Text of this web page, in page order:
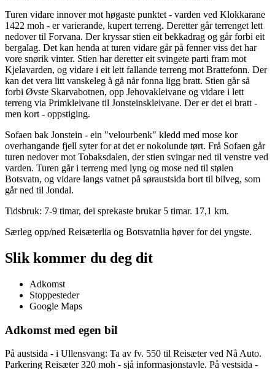
Turen vidare innover mot høgaste punktet - varden ved Klokkarane
1422 moh - er varierande, kupert terreng. Deretter går terrenget lett
nedover til Forvana. Der kryssar stien eit bekkadrag og går forbi eit
bergalag. Det kan henda at turen vidare går på fenner viss det har
vore snørik vinter. Stien har deretter eit svingete parti fram mot
Kjelavarden, og vidare i eit lett fallande terreng mot Brattefonn. Der
kan det vera litt vanskeleg å gå når fonna ligg bratt. Stien går så
forbi Øvste Skarvabotnen, opp Jehovakleivane og vidare i lett
terreng via Primkleivane til Jonsteinskleivane. Der er det ei bratt -
men kort - oppstiging.
Sofaen bak Jonstein - ein "velourbenk" kledd med mose kor
overhangande fjell syter for at det er nokolunde tørt. Frå Sofaen går
turen nedover mot Tobaksdalen, der stien svingar ned til venstre ved
varden. Turen går i terreng med lyng og mose ned til stølen
Botsvatn, og vidare langs vatnet på søraustsida bort til bilveg, som
går ned til Jondal.
Tidsbruk: 7-9 timar, dei sprekaste brukar 5 timar. 17,1 km.
Særleg opp/ned Reisæterlia og Botsvatnlia høver for dei yngste.
Slik kommer du deg dit
Adkomst
Stoppesteder
Google Maps
Adkomst med egen bil
På austsida - i Ullensvang: Ta av fv. 550 til Reisæter ved Nå Auto.
Parkering Reisæter 320 moh - sjå informasjonstavle. På vestsida -